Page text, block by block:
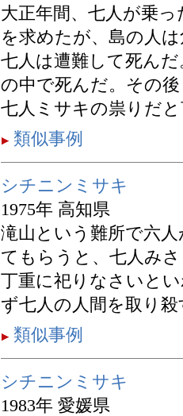
大正年間、七人が乗
を求めたが、島の人
七人は遭難して死ん
の中で死んだ。その
七人ミサキの祟りだ
類似事例
シチニンミサキ
1975年 高知県
滝山という難所で六
てもらうと、七人み
丁重に祀りなさいと
ず七人の人間を取り
類似事例
シチニンミサキ
1983年 愛媛県